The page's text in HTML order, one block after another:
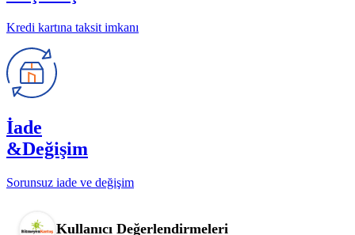
Kredi kartına taksit imkanı
İade
&Değişim
Sorunsuz iade ve değişim
Kullanıcı Değerlendirmeleri